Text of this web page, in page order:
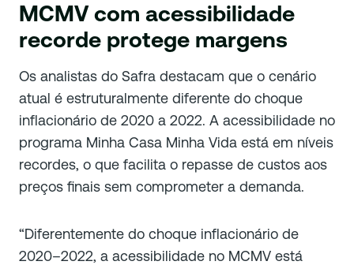
MCMV com acessibilidade
recorde protege margens
Os analistas do Safra destacam que o cenário
atual é estruturalmente diferente do choque
inflacionário de 2020 a 2022. A acessibilidade no
programa Minha Casa Minha Vida está em níveis
recordes, o que facilita o repasse de custos aos
preços finais sem comprometer a demanda.
“Diferentemente do choque inflacionário de
2020–2022, a acessibilidade no MCMV está